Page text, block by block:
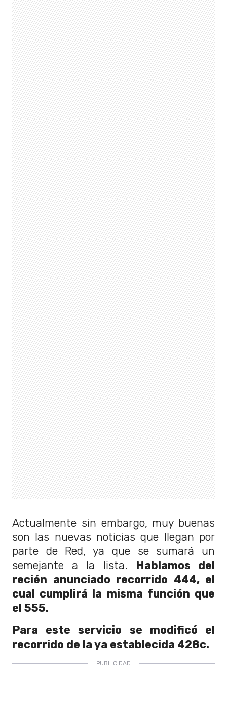
Actualmente sin embargo, muy buenas
son las nuevas noticias que llegan por
parte de Red, ya que se sumará un
semejante a la lista. Hablamos del
recién anunciado recorrido 444, el
cual cumplirá la misma función que
el 555.
Para este servicio se modificó el
recorrido de la ya establecida 428c.